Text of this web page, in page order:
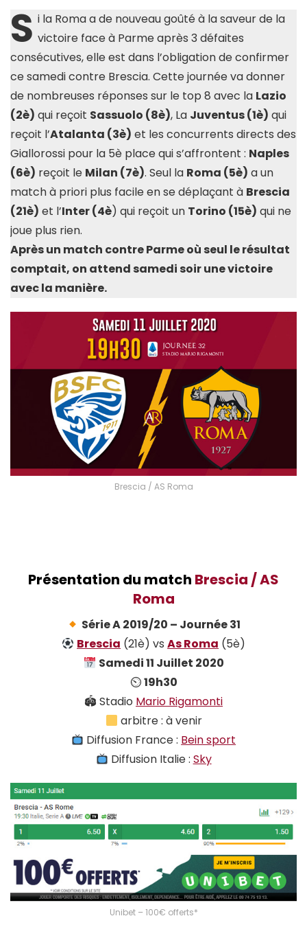
S i la Roma a de nouveau goûté à la saveur de la
victoire face à Parme après 3 défaites
consécutives, elle est dans l’obligation de confirmer
ce samedi contre Brescia. Cette journée va donner
de nombreuses réponses sur le top 8 avec la Lazio
(2è) qui reçoit Sassuolo (8è), La Juventus (1è) qui
reçoit l’Atalanta (3è) et les concurrents directs des
Giallorossi pour la 5è place qui s’affrontent : Naples
(6è) reçoit le Milan (7è). Seul la Roma (5è) a un
match à priori plus facile en se déplaçant à Brescia
(21è) et l’Inter (4è) qui reçoit un Torino (15è) qui ne
joue plus rien.
Après un match contre Parme où seul le résultat
comptait, on attend samedi soir une victoire
avec la manière.
Brescia / AS Roma
Présentation du match Brescia / AS
Roma
Série A 2019/20 – Journée 31
Brescia (21è) vsAs Roma (5è)
Samedi 11 Juillet 2020
⏲19h30
🏟 Stadio Mario Rigamonti
arbitre : à venir
Diffusion France : Bein sport
Diffusion Italie : Sky
Unibet – 100€ offerts*